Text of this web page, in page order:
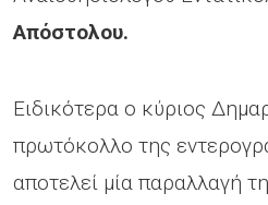
Απόστολου.
Ειδικότερα ο κύριος
πρωτόκολλο της
αποτελεί μία παραλλαγή